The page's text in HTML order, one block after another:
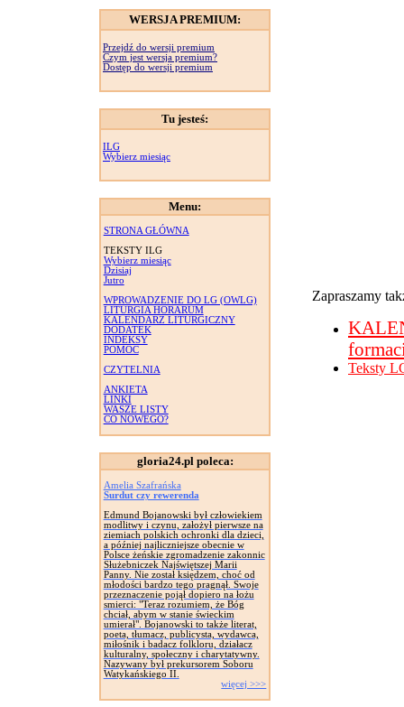
WERSJA PREMIUM:
Przejdź do wersji premium
Czym jest wersja premium?
Dostęp do wersji premium
Tu jesteś:
ILG
Wybierz miesiąc
Menu:
STRONA GŁÓWNA
TEKSTY ILG
Wybierz miesiąc
Dzisiaj
Jutro
WPROWADZENIE DO LG (OWLG)
LITURGIA HORARUM
KALENDARZ LITURGICZNY
DODATEK
INDEKSY
POMOC
CZYTELNIA
ANKIETA
LINKI
WASZE LISTY
CO NOWEGO?
gloria24.pl poleca:
Amelia Szafrańska
Surdut czy rewerenda
Edmund Bojanowski był człowiekiem
modlitwy i czynu, założył pierwsze na
ziemiach polskich ochronki dla dzieci,
a później najliczniejsze obecnie w
Polsce żeńskie zgromadzenie zakonnic
Służebniczek Najświętszej Marii
Panny. Nie został księdzem, choć od
młodości bardzo tego pragnął. Swoje
przeznaczenie pojął dopiero na łożu
smierci: "Teraz rozumiem, że Bóg
chciał, abym w stanie świeckim
umierał". Bojanowski to także literat,
poeta, tłumacz, publicysta, wydawca,
miłośnik i badacz folkloru, działacz
kulturalny, społeczny i charytatywny.
Nazywany był prekursorem Soboru
Watykańskiego II.
więcej >>>
Zapraszamy
Teksty